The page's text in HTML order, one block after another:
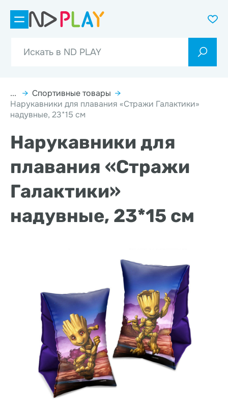
... → Спортивные товары →
Нарукавники для плавания «Стражи Галактики»
надувные, 23*15 см
Нарукавники для
плавания «Стражи
Галактики»
надувные, 23*15 см